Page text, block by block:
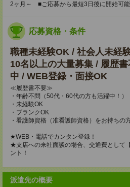
2ヶ月～ ■ご応募から最短3日後に開始可
応募資格・条件
職種未経験OK / 社会人未経
10名以上の大量募集 / 履歴
中 / WEB登録・面接OK
≪履歴書不要≫
・年齢不問（50代・60代の方も活躍中！）
・未経験OK
・ブランクOK
・看護師資格（准看護師資格）をお持ちの
★WEB・電話でカンタン登録！
★支店への来社面談の場合、交通費として
ント！
派遣先の概要